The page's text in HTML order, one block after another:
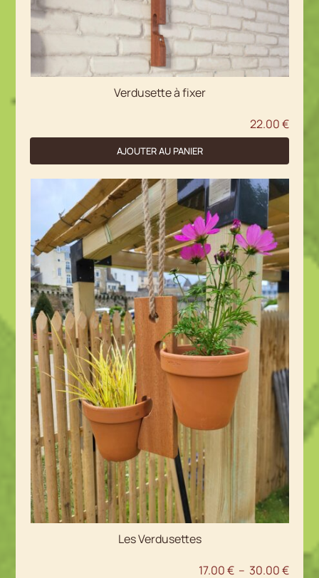
la
page
du
produit
Verdusette à fixer
22.00€
AJOUTER AU PANIER
Les Verdusettes
17.00€ – 30.00€Plage